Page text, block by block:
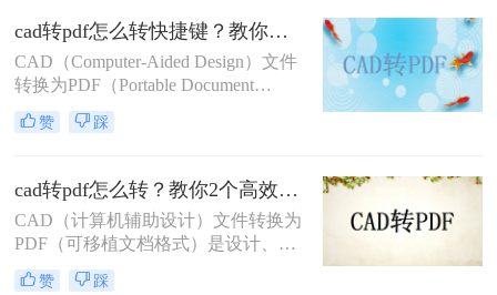
那么如何将cad图纸转为pdf呢？本文
将介绍三种将CAD图纸转换为PDF的
方法，帮助您轻松完成这一任务。
cad转pdf怎么转快捷键？教你二种很容易学会的方法！
CAD（Computer-Aided Design）文件
转换为PDF（Portable Document
Format）格式，可以方便地进行文件
共享、打印和存档。那么cad转pdf怎
的CAD转PDF方法，帮助您快速实现
文件转换。
赞 踩
cad转pdf怎么转？教你2个高效转换方法！
CAD（计算机辅助设计）文件转换为
PDF（可移植文档格式）是设计、建
筑和工程领域常见的任务。PDF格式
不仅具有高度的兼容性和可读性，还
赞 踩